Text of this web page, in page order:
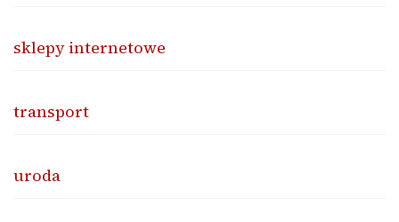
sklepy internetowe
transport
uroda